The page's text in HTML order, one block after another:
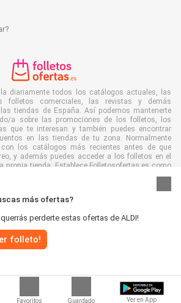
Favoritos Guardado Ver en App
más ofertas?
querrás perderte estas ofertas de ALDI!
folleto!
diariamente todos los catálogos actuales, las
folletos comerciales, las revistas y demás
tiendas de España. Así podemos mantenerte
a sobre las promociones de los folletos, los
que te interesan y también puedes encontrar
en las tiendas de tu zona. Normalmente
los catálogos más recientes antes de que
y además puedes acceder a los folletos en el
propia tienda. Establece Folletosofertas.es como
a combatir el desperdicio de papel y
© Folletosofertas.es 2026 |